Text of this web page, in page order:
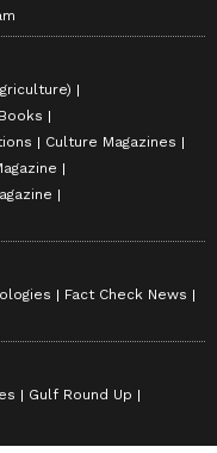
Culture Magazines
Fact Check News
Gulf Round Up